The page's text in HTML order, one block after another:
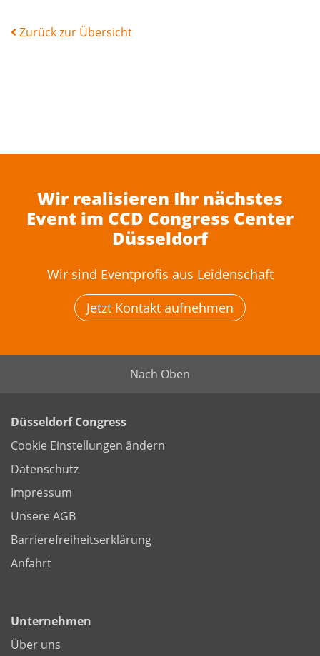
Zurück zur Übersicht
Wir realisieren Ihr nächstes
Event im CCD Congress Center
Düsseldorf
Wir sind Eventprofis aus Leidenschaft
Jetzt Kontakt aufnehmen
Nach Oben
Düsseldorf Congress
Cookie Einstellungen ändern
Datenschutz
Impressum
Unsere AGB
Barrierefreiheitserklärung
Anfahrt
Unternehmen
Über uns